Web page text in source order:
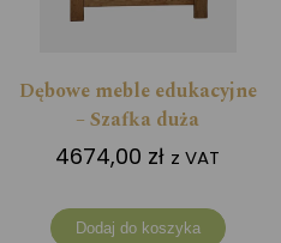
Dębowe meble edukacyjne
– Szafka duża
4674,00 zł z VAT
Dodaj do koszyka